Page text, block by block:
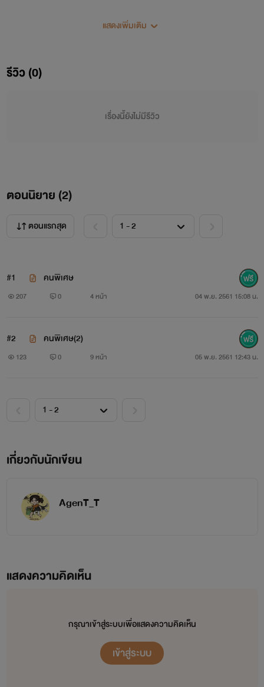
การเป็นผู้เก็บเกี่ยววิญญาณมันไม่ใช่เรื่องที่ต้องมาล้อเล่น
ใครมันจะทำแบบนั้นกับคนที่เราไม่รู้กรรมของเขาทำไม?
สามารถเล่าให้ใครฟังได้นอกจากคนในลัทธิเท่านั้น
แสดงเพิ่มเติม
รีวิว (0)
เรื่องนี้ยังไม่มีรีวิว
ตอนนิยาย (2)
ตอนแรกสุด
#1 คนพิเศษ
207 0 4 หน้า 04 พ.ย. 2561 15:08 น.
#2 คนพิเศษ(2)
123 0 9 หน้า 05 พ.ย. 2561 12:43 น.
เกี่ยวกับนักเขียน
AgenT_T
แสดงความคิดเห็น
กรุณาเข้าสู่ระบบเพื่อแสดงความคิดเห็น
เข้าสู่ระบบ